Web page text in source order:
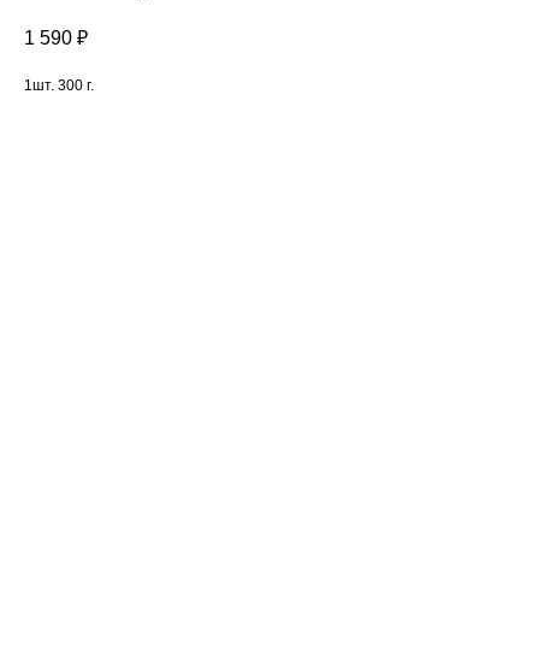
1 590 ₽
1шт. 300 г.